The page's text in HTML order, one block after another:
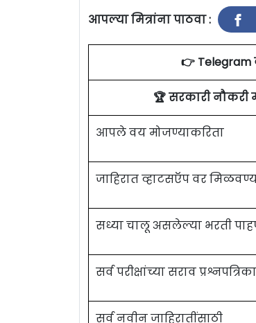
आपल्या मित्रांना पाठवा :
👉
🏆 सरकारी नौकरी
आपले वय मोजण्याकरिता
जाहिरात व्हाटसऍप वर
सध्या चालू असलेल्या भरती
सर्व परीक्षांच्या सराव प्रश्नपत्रिका
सर्व नवीन जाहिरातींसाठी